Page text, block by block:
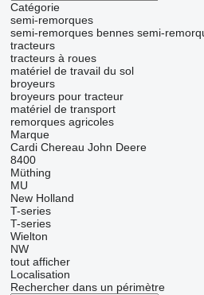
Catégorie
semi-remorques
semi-remorques bennes semi-
tracteurs
tracteurs à roues
matériel de travail du sol
broyeurs
broyeurs pour tracteur
matériel de transport
remorques agricoles
Marque
Cardi Chereau John Deere
8400
Müthing
MU
New Holland
T-series
T-series
Wielton
NW
tout afficher
Localisation
Rechercher dans un périmètre